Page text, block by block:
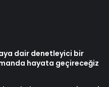
dair denetleyici bir
hayata geçireceğiz